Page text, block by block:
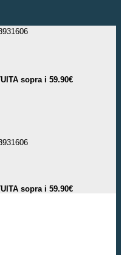
sopra i 59.90€
sopra i 59.90€